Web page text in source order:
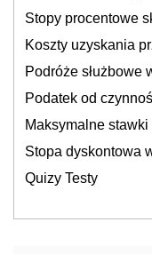
Stopy procentowe
Koszty uzyskania
Podróże służbowe
Podatek od
Maksymalne
Stopa dyskontowa
Quizy Testy